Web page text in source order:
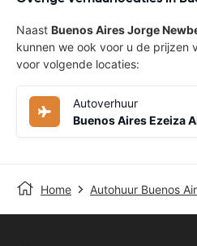
Naast Buenos Aires Jorge
kunnen we ook voor u de prijzen
voor volgende locaties:
Autoverhuur
Buenos Aires Ezeiza
Home Autohuur Buenos